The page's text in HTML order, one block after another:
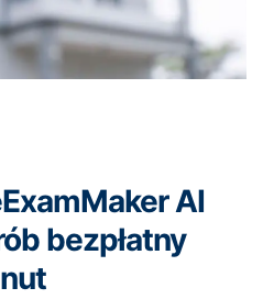
AI
bezpłatny